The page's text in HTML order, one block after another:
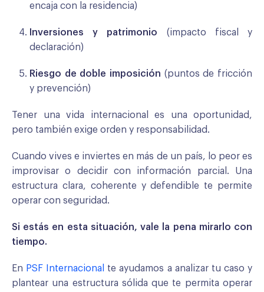
encaja con la residencia)
Inversiones y patrimonio (impacto fiscal y
declaración)
Riesgo de doble imposición (puntos de fricción
y prevención)
Tener una vida internacional es una oportunidad,
pero también exige orden y responsabilidad.
Cuando vives e inviertes en más de un país, lo peor es
improvisar o decidir con información parcial. Una
estructura clara, coherente y defendible te permite
operar con seguridad.
Si estás en esta situación, vale la pena mirarlo con
tiempo.
En PSF Internacional
te ayudamos a analizar tu caso y
plantear una estructura sólida que te permita operar